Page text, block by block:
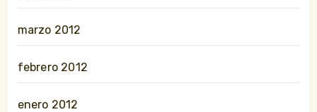
marzo 2012
febrero 2012
enero 2012